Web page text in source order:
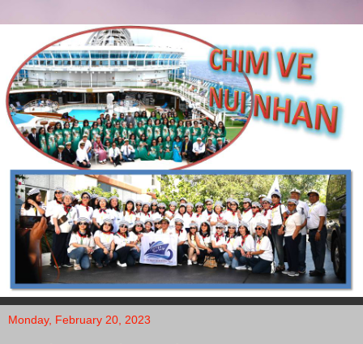
Monday, February 20, 2023